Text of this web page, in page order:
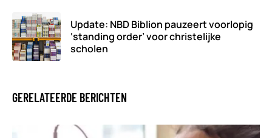
Update: NBD Biblion pauzeert voorlopig
‘standing order’ voor christelijke
scholen
GERELATEERDE BERICHTEN